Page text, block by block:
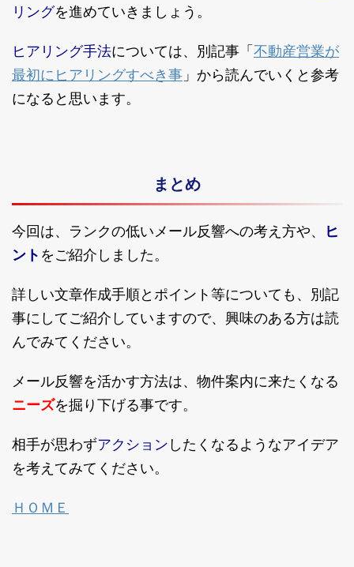
リングを進めていきましょう。
ヒアリング手法については、別記事「 不動産営業が
最初にヒアリングすべき事 」から読んでいくと参考
になると思います。
まとめ
今回は、ランクの低いメール反響への考え方や、
ヒ
ント をご紹介しました。
詳しい文章作成手順とポイント等についても、別記
事にしてご紹介していますので、興味のある方は読
んでみてください。
メール反響を活かす方法は、物件案内に来たくなる
ニーズを掘り下げる事です。
相手が思わずアクション したくなるようなアイデア
を考えてみてください。
ＨＯＭＥ